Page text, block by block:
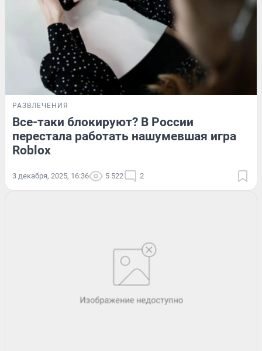
РАЗВЛЕЧЕНИЯ
Все-таки блокируют? В России
перестала работать нашумевшая игра
Roblox
3 декабря, 2025, 16:36 5 522 2